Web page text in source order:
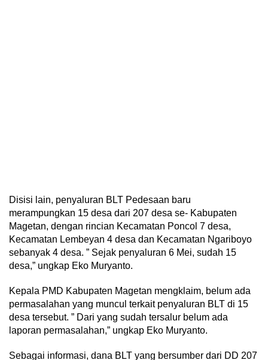
Disisi lain, penyaluran BLT Pedesaan baru
merampungkan 15 desa dari 207 desa se- Kabupaten
Magetan, dengan rincian Kecamatan Poncol 7 desa,
Kecamatan Lembeyan 4 desa dan Kecamatan Ngariboyo
sebanyak 4 desa. ” Sejak penyaluran 6 Mei, sudah 15
desa,” ungkap Eko Muryanto.
Kepala PMD Kabupaten Magetan mengklaim, belum ada
permasalahan yang muncul terkait penyaluran BLT di 15
desa tersebut. ” Dari yang sudah tersalur belum ada
laporan permasalahan,” ungkap Eko Muryanto.
Sebagai informasi, dana BLT yang bersumber dari DD 207